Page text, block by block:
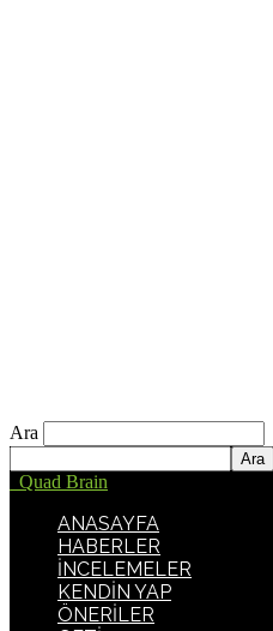
Ara
Quad Brain
ANASAYFA
HABERLER
İNCELEMELER
KENDİN YAP
ÖNERİLER